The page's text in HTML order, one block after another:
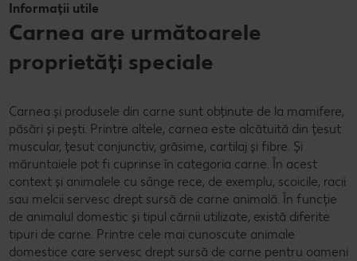
Informații utile
Carnea are următoarele
proprietăți speciale
Carnea și produsele din carne sunt obținute de la mamifere,
păsări și pești. Printre altele, carnea este alcătuită din țesut
muscular, țesut conjunctiv, grăsime, cartilaj și fibre. Și
măruntaiele pot fi cuprinse în categoria carne. În acest
context și animalele cu sânge rece, de exemplu, scoicile, racii
sau melcii servesc drept sursă de carne animală. În funcție
de animalul domestic și tipul cărnii utilizate, există diferite
tipuri de carne. Printre cele mai cunoscute animale
domestice care servesc drept sursă de carne pentru oameni